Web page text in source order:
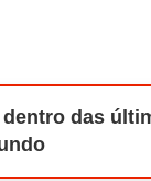
das